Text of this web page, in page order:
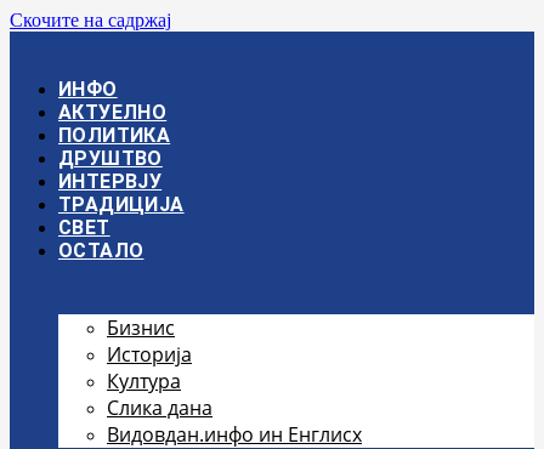
Скочите на садржај
ИНФО
АКТУЕЛНО
ПОЛИТИКА
ДРУШТВО
ИНТЕРВЈУ
ТРАДИЦИЈА
СВЕТ
ОСТАЛО
Бизнис
Историја
Култура
Слика дана
Видовдан.инфо ин Енглисх